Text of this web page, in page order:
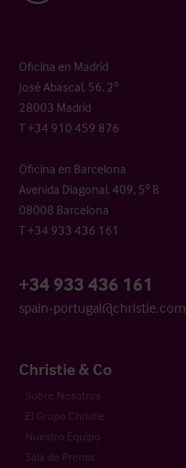
Oficina en Madrid
José Abascal, 56, 2º
28003 Madrid
T +34 910 459 876
Oficina en Barcelona
Avenida Diagonal, 409, 5º B
08008 Barcelona
T +34 933 436 161
+34 933 436 161
spain-portugal@christie.com
Christie & Co
Sobre Nosotros
El Grupo Christie
Nuestro Equipo
Sala de Prensa